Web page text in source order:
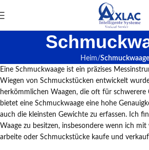
Heim Schmuckwaage
Eine Schmuckwaage ist ein präzises
Wiegen von Schmuckstücken entwickelt
herkömmlichen Waagen, die oft für schwerere
bietet eine Schmuckwaage eine hohe
auch die kleinsten Gewichte zu erfassen. Ich
Waage zu besitzen, insbesondere wenn ich
arbeite oder Schmuckstücke kaufe und